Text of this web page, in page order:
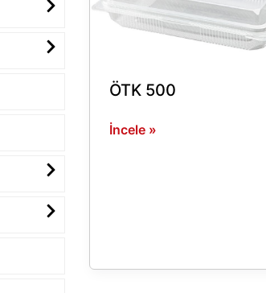
ÖTK 500
İncele »